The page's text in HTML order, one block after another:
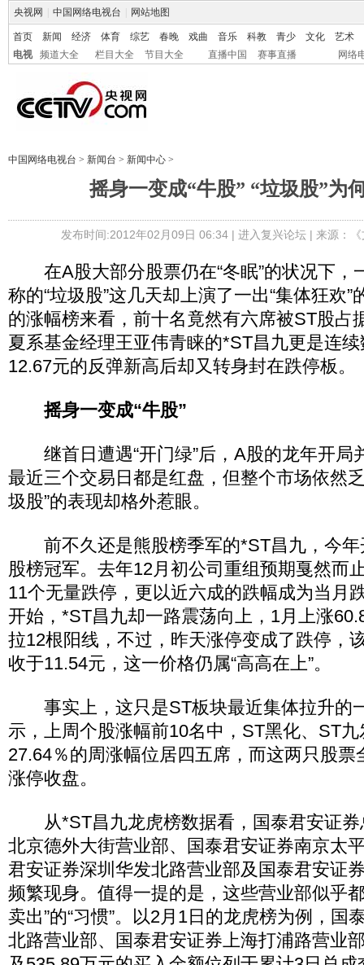
央视网 中国网络电视台 网站地图
首页 新闻 经济 体育 综艺 春晚 戏曲 音乐 科教 青少 文化
艺术
电视
频道大全 栏目大全 节目大全 直播中国 赛事直播 网络
中国网络电视台 > 新闻台 > 新闻中心 >
摇身一变成“牛股” “垃圾股”为
发布时间:2012年02月09日 06:34 | 进入复兴论坛| 来源：
在A股大部分股票仍在“冬眠”的状况下，
称的“垃圾股”这几天却上演了一出“集体狂欢
的涨幅榜来看，前十名竟然有六席被ST股占
夏系基金经理王亚伟青睐的*ST昌九更是连
12.67元的反弹新高后却又转身封在跌停板。
摇身一变成“牛股”
继首日遭遇“开门绿”后，A股的龙年开局
最近三个交易日都是红盘，但整个市场依然
圾股”的表现却格外惹眼。
前不久还是熊股榜季军的*ST昌九，今年
股榜冠军。去年12月初公司重组预期戛然而
11个无量跌停，更以近六成的跌幅成为当月
开始，*ST昌九却一路震荡向上，1月上涨
拉12根阳线，不过，昨天涨停变成了跌停，
收于11.54元，这一价格仍属“高高在上”。
事实上，这只是ST板块最近集体拉升的
示，上周个股涨幅前10名中，ST黑化、ST
27.64％的周涨幅位居四五席，而这两只股票
涨停收盘。
从*ST昌九龙虎榜数据看，国泰君安证券
北京德外大街营业部、国泰君安证券南京太
君安证券深圳华发北路营业部及国泰君安证
频繁现身。值得一提的是，这些营业部似乎
卖出”的“习惯”。以2月1日的龙虎榜为例，国
北路营业部、国泰君安证券上海打浦路营业